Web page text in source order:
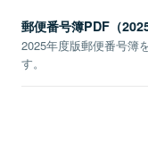
郵便番号簿PDF（
2025年度版郵便番号簿
す。